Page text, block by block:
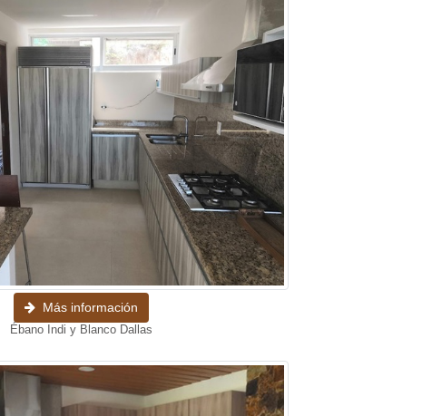
Más información
Ébano Indi y Blanco Dallas